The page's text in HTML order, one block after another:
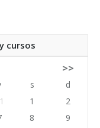
cursos
>>
s
d
1
2
8
9